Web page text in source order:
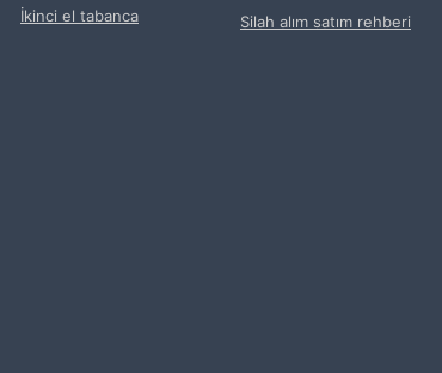
İkinci el tabanca Silah alım satım rehberi